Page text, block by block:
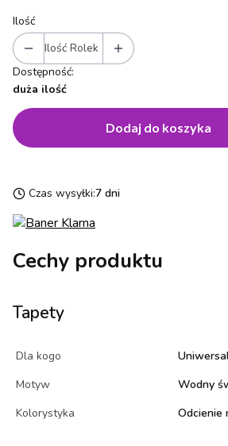
Ilość
Ilość Rolek
Dostępność:
duża ilość
Dodaj do koszyka
Czas wysyłki:7 dni
Cechy produktu
Tapety
Dla kogo
Motyw
Wodny
Kolorystyka
Odcienie